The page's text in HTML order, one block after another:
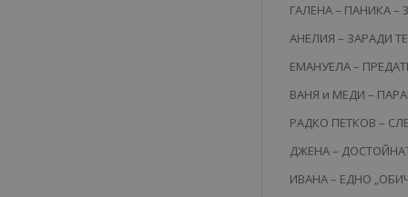
ГАЛЕНА – ПАНИКА –
АНЕЛИЯ – ЗАРАДИ
ЕМАНУЕЛА –
ВАНЯ и МЕДИ –
РАДКО ПЕТКОВ –
ДЖЕНА –
ИВАНА – ЕДНО